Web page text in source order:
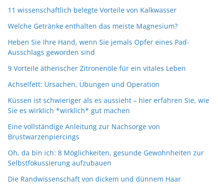
11 wissenschaftlich belegte Vorteile von Kalkwasser
Welche Getränke enthalten das meiste Magnesium?
Heben Sie Ihre Hand, wenn Sie jemals Opfer eines Pad-
Ausschlags geworden sind
9 Vorteile ätherischer Zitronenöle für ein vitales Leben
Achselfett: Ursachen, Übungen und Operation
Küssen ist schwieriger als es aussieht – hier erfahren Sie, wie
Sie es wirklich *wirklich* gut machen
Eine vollständige Anleitung zur Nachsorge von
Brustwarzenpiercings
Oh, da bin ich: 8 Möglichkeiten, gesunde Gewohnheiten zur
Selbstfokussierung aufzubauen
Die Randwissenschaft von dickem und dünnem Haar